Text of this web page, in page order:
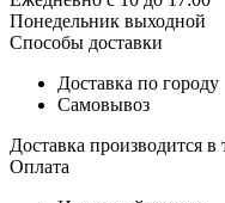
Понедельник выходной
Способы доставки
Доставка по городу
Самовывоз
Доставка производится в
Оплата